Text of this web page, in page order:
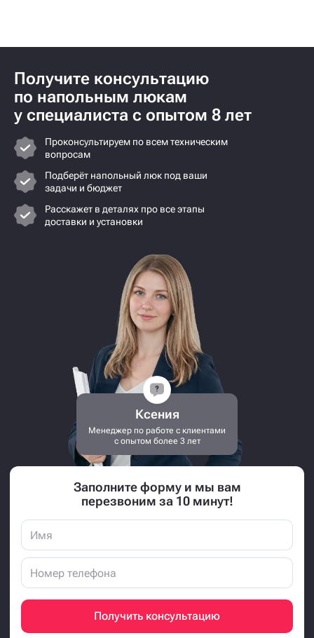
Получите консультацию
по напольным люкам
у специалиста с опытом 8 лет
Проконсультируем по всем техническим
вопросам
Подберёт напольный люк под ваши
задачи и бюджет
Расскажет в деталях про все этапы
доставки и установки
Ксения
Менеджер по работе с клиентами
с опытом более 3 лет
Заполните форму и мы вам
перезвоним за 10 минут!
Получить консультацию